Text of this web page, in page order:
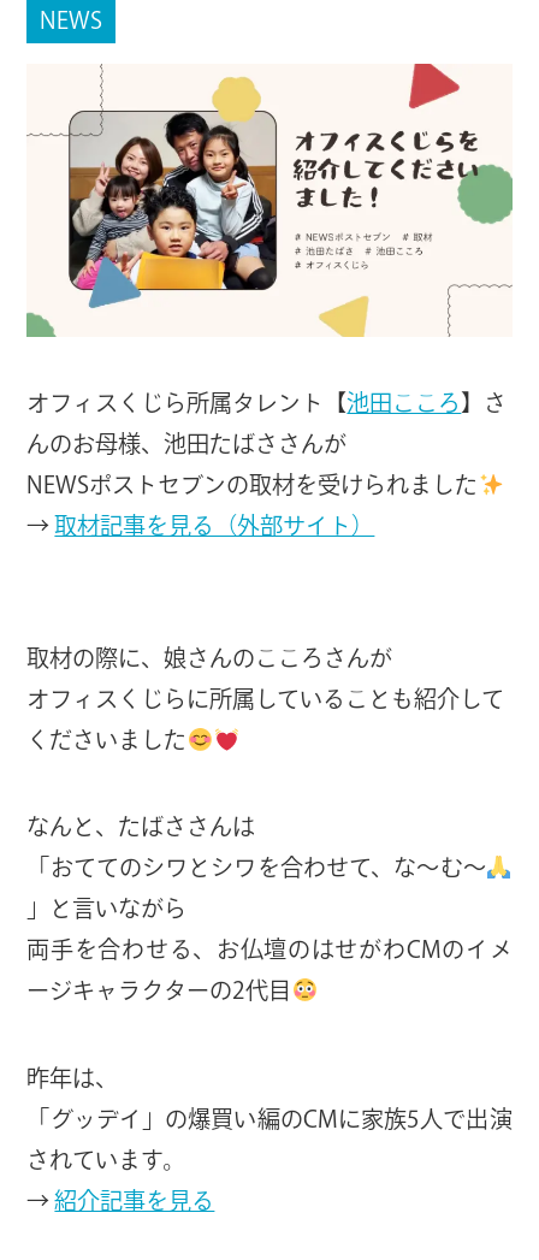
NEWS
オフィスくじら所属タレント【池田こころ 】さ
んのお母様、池田たばささんが
NEWSポストセブンの取材を受けられました
→ 取材記事を見る（外部サイト）
取材の際に、娘さんのこころさんが
オフィスくじらに所属していることも紹介して
くださいました
なんと、たばささんは
「おててのシワとシワを合わせて、な～む～
」と言いながら
両手を合わせる、お仏壇のはせがわCMのイメ
ージキャラクターの2代目
昨年は、
「グッデイ」の爆買い編のCMに家族5人で出演
されています。
→紹介記事を見る